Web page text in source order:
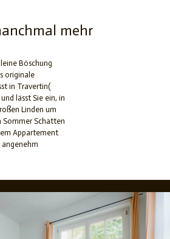
mehr
Böschung
originale
in Travertin(
lässt Sie ein, in
Linden um
Sommer Schatten
Appartement